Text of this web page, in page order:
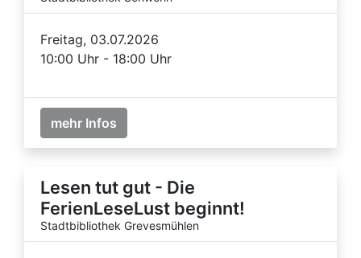
Freitag, 03.07.2026
10:00 Uhr - 18:00 Uhr
mehr Infos
Lesen tut gut - Die
FerienLeseLust beginnt!
Stadtbibliothek Grevesmühlen